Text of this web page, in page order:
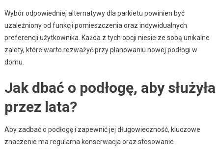
Wybór odpowiedniej alternatywy dla parkietu powinien być
uzależniony od funkcji pomieszczenia oraz indywidualnych
preferencji użytkownika. Każda z tych opcji niesie ze sobą unikalne
zalety, które warto rozważyć przy planowaniu nowej podłogi w
domu.
Jak dbać o podłogę, aby służyła
przez lata?
Aby zadbać o podłogę i zapewnić jej długowieczność, kluczowe
znaczenie ma regularna konserwacja oraz stosowanie